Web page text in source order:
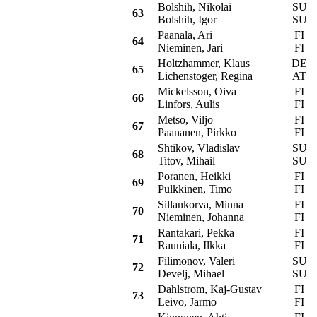
63
Bolshih, Nikolai
Bolshih, Igor
SU
SU
64
Paanala, Ari
Nieminen, Jari
FI
FI
65
Holtzhammer, Klaus
Lichenstoger, Regina
DE
AT
66
Mickelsson, Oiva
Linfors, Aulis
FI
FI
67
Metso, Viljo
Paananen, Pirkko
FI
FI
68
Shtikov, Vladislav
Titov, Mihail
SU
SU
69
Poranen, Heikki
Pulkkinen, Timo
FI
FI
70
Sillankorva, Minna
Nieminen, Johanna
FI
FI
71
Rantakari, Pekka
Rauniala, Ilkka
FI
FI
72
Filimonov, Valeri
Develj, Mihael
SU
SU
73
Dahlstrom, Kaj-Gustav
Leivo, Jarmo
FI
FI